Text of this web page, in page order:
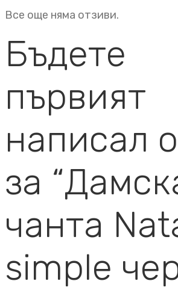
Все още няма отзиви.
Бъдете
първият
написал
за
чанта
simple